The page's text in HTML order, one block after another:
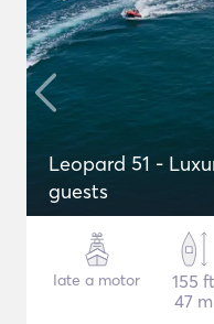
Leopard 51 -
guests
Iate a motor
155 ft
47 m